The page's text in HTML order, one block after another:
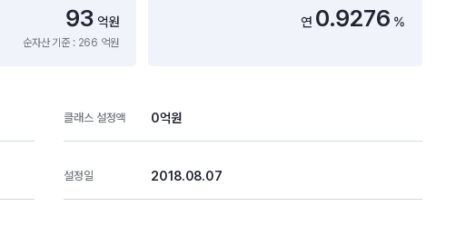
93 억원
순자산 기준 : 266 억원
연 0.9276 %
클래스 설정액 0억원
설정일 2018.08.07